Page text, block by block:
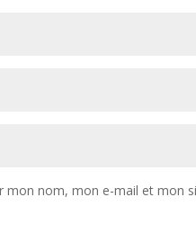
mon nom, mon e-mail et mon